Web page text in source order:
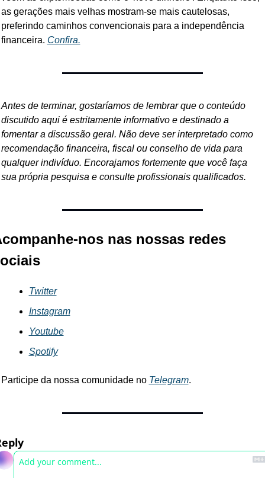
as gerações mais velhas mostram-se mais cautelosas,
preferindo caminhos convencionais para a independência
financeira. Confira.
Antes de terminar, gostaríamos de lembrar que o conteúdo
discutido aqui é estritamente informativo e destinado a
fomentar a discussão geral. Não deve ser interpretado como
recomendação financeira, fiscal ou conselho de vida para
qualquer indivíduo. Encorajamos fortemente que você faça
sua própria pesquisa e consulte profissionais qualificados.
nos nas nossas redes
Twitter
Instagram
Youtube
Spotify
Participe da nossa comunidade no Telegram.